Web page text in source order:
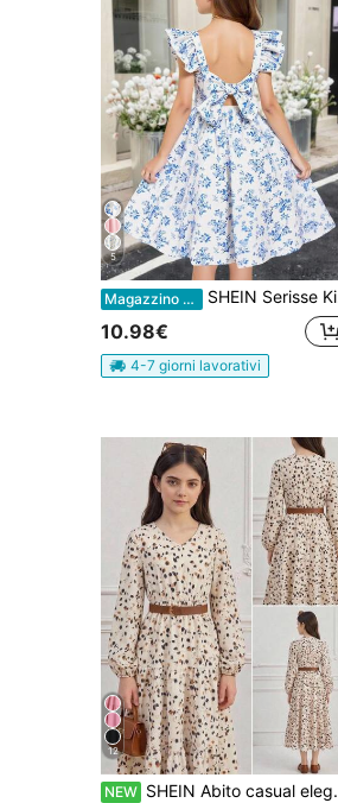
5
Magazzino EU SHEIN Serisse Kids Abito a-line elegante da ragazza con stampa, decorato con fiocco e volant sulla schiena
10.98€
4-7 giorni lavorativi
12
NEW SHEIN Abito casual elegante minimalista per ragazze pre-adolescenti, stampa leopardata, maniche lunghe, abito casual per ragazze adolescenti, moda casual per il pendolarismo, colletto rialzato, orlo svasato, abito lungo a-line, abito marrone adatto per ragazze adolescenti, abito casual per ragazze di 14 anni